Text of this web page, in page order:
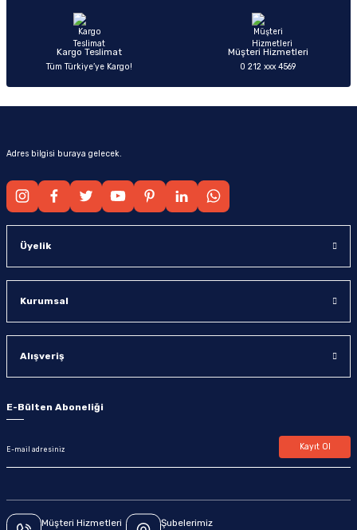
Kargo Teslimat
Tüm Türkiye’ye Kargo!
Müşteri Hizmetleri
0 212 xxx 4569
Adres bilgisi buraya gelecek.
Üyelik
Kurumsal
Alışveriş
E-Bülten Aboneliği
Kayıt Ol
Müşteri Hizmetleri Şubelerimiz